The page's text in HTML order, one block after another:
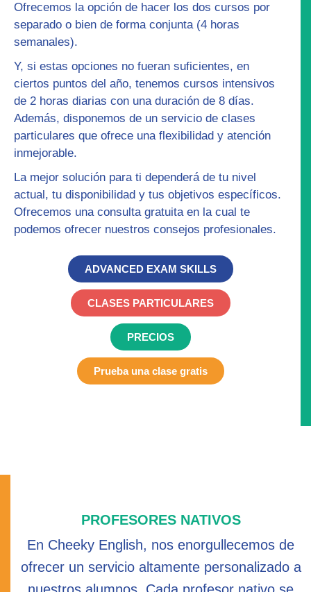
Ofrecemos la opción de hacer los dos cursos por
separado o bien de forma conjunta (4 horas
semanales).
Y, si estas opciones no fueran suficientes, en
ciertos puntos del año, tenemos cursos intensivos
de 2 horas diarias con una duración de 8 días.
Además, disponemos de un servicio de clases
particulares que ofrece una flexibilidad y atención
inmejorable.
La mejor solución para ti dependerá de tu nivel
actual, tu disponibilidad y tus objetivos específicos.
Ofrecemos una consulta gratuitaen la cual te
podemos ofrecer nuestros consejos profesionales.
ADVANCED EXAM SKILLS
CLASES PARTICULARES
PRECIOS
Prueba una clase gratis
PROFESORES NATIVOS
En Cheeky English, nos enorgullecemos de
ofrecer un servicio altamente personalizado a